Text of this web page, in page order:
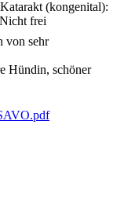
(kongenital):
frei
von sehr
Hündin, schöner